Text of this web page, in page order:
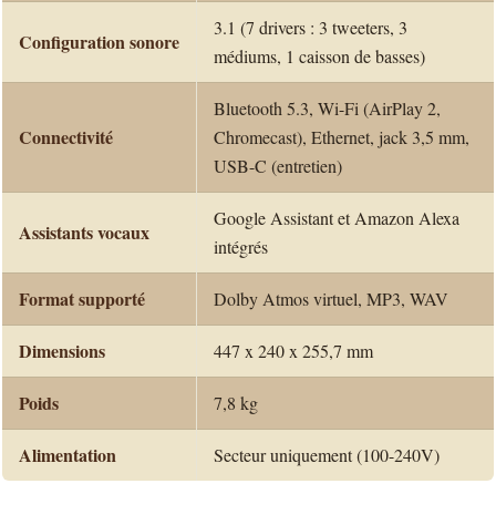
Configuration sonore
3.1 (7 drivers : 3 tweeters, 3
médiums, 1 caisson de basses)
Connectivité
Bluetooth 5.3, Wi-Fi (AirPlay 2,
Chromecast), Ethernet, jack 3,5 mm,
USB-C (entretien)
Assistants vocaux
Google Assistant et Amazon Alexa
intégrés
Format supporté Dolby Atmos virtuel, MP3, WAV
Dimensions 447 x 240 x 255,7 mm
Poids 7,8 kg
Alimentation Secteur uniquement (100-240V)